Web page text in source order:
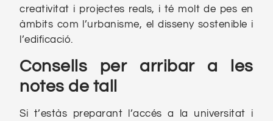
creativitat i projectes reals, i té molt de pes en
àmbits com l’urbanisme, el disseny sostenible i
l’edificació.
Consells per arribar a les
notes de tall
Si t’estàs preparant l’accés a la universitat i